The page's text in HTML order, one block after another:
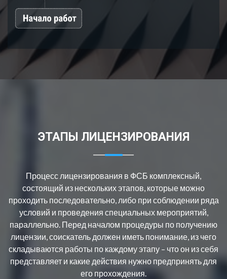
ЭТАПЫ ЛИЦЕНЗИРОВАНИЯ
Процесс лицензирования в ФСБ комплексный,
состоящий из нескольких этапов, которые можно
проходить последовательно, либо при соблюдении ряда
условий и проведения специальных мероприятий,
параллельно. Перед началом процедуры по получению
лицензии, соискатель должен иметь понимание, из чего
складываются работы по каждому этапу – что он из себя
представляет и какие действия нужно предпринять для
его прохождения.